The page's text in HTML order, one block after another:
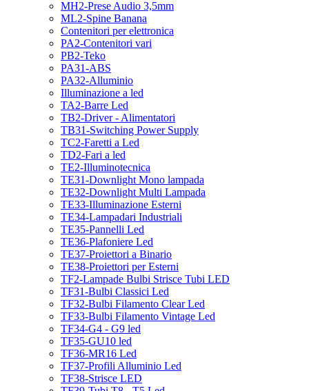
MH2-Prese Audio 3,5mm
ML2-Spine Banana
Contenitori per elettronica
PA2-Contenitori vari
PB2-Teko
PA31-ABS
PA32-Alluminio
Illuminazione a led
TA2-Barre Led
TB2-Driver - Alimentatori
TB31-Switching Power Supply
TC2-Faretti a Led
TD2-Fari a led
TE2-Illuminotecnica
TE31-Downlight Mono lampada
TE32-Downlight Multi Lampada
TE33-Illuminazione Esterni
TE34-Lampadari Industriali
TE35-Pannelli Led
TE36-Plafoniere Led
TE37-Proiettori a Binario
TE38-Proiettori per Esterni
TF2-Lampade Bulbi Strisce Tubi LED
TF31-Bulbi Classici Led
TF32-Bulbi Filamento Clear Led
TF33-Bulbi Filamento Vintage Led
TF34-G4 - G9 led
TF35-GU10 led
TF36-MR16 Led
TF37-Profili Alluminio Led
TF38-Strisce LED